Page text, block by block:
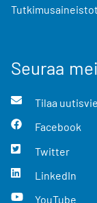
Tutkimusaineistot
Seuraa
Tilaa
Facebook
Twitter
LinkedIn
YouTube